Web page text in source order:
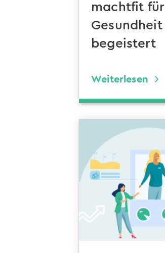
machtfit für
Gesundheit
begeistert
Weiterlesen